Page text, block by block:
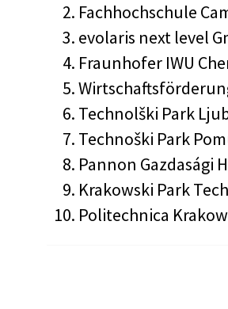
Fachhochschule
evolaris next level
Fraunhofer IWU
Technolški Park
Technoški Park
Pannon Gazdasági
Krakowski Park
Politechnica